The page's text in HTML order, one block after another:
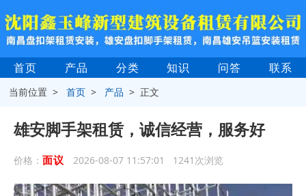
首页 产品 分类 知识 问答 联系
当前位置 >首页 > 产品 > 正文
雄安脚手架租赁，诚信经营，服务好
价格： 面议 2026-08-07 11:57:01 1241次浏览